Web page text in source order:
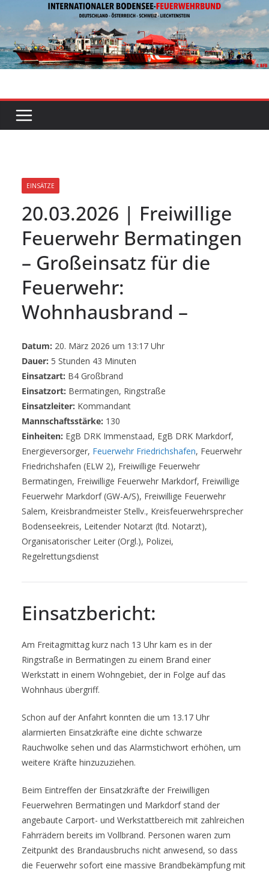
Inhalt
springen
EINSÄTZE
20.03.2026 | Freiwillige
Feuerwehr Bermatingen
– Großeinsatz für die
Feuerwehr:
Wohnhausbrand –
Datum: 20. März 2026 um 13:17 Uhr
Dauer: 5 Stunden 43 Minuten
Einsatzart: B4 Großbrand
Einsatzort: Bermatingen, Ringstraße
Einsatzleiter: Kommandant
Mannschaftsstärke: 130
Einheiten: EgB DRK Immenstaad, EgB DRK Markdorf,
Energieversorger, Feuerwehr Friedrichshafen, Feuerwehr
Friedrichshafen (ELW 2), Freiwillige Feuerwehr
Bermatingen, Freiwillige Feuerwehr Markdorf, Freiwillige
Feuerwehr Markdorf (GW-A/S), Freiwillige Feuerwehr
Salem, Kreisbrandmeister Stellv., Kreisfeuerwehrsprecher
Bodenseekreis, Leitender Notarzt (ltd. Notarzt),
Organisatorischer Leiter (Orgl.), Polizei,
Regelrettungsdienst
Einsatzbericht:
Am Freitagmittag kurz nach 13 Uhr kam es in der
Ringstraße in Bermatingen zu einem Brand einer
Werkstatt in einem Wohngebiet, der in Folge auf das
Wohnhaus übergriff.
Schon auf der Anfahrt konnten die um 13.17 Uhr
alarmierten Einsatzkräfte eine dichte schwarze
Rauchwolke sehen und das Alarmstichwort erhöhen, um
weitere Kräfte hinzuzuziehen.
Beim Eintreffen der Einsatzkräfte der Freiwilligen
Feuerwehren Bermatingen und Markdorf stand der
angebaute Carport- und Werkstattbereich mit zahlreichen
Fahrrädern bereits im Vollbrand. Personen waren zum
Zeitpunkt des Brandausbruchs nicht anwesend, so dass
die Feuerwehr sofort eine massive Brandbekämpfung mit